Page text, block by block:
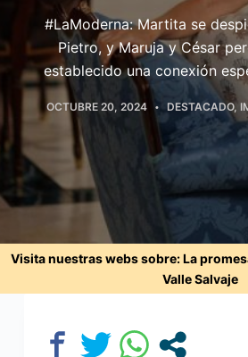
#LaModerna: Martita se
Pietro, y Maruja y César
establecido una conexión
OCTUBRE 20, 2024 DESTACADO,
Visita nuestras webs sobre:La
Valle Salvaje